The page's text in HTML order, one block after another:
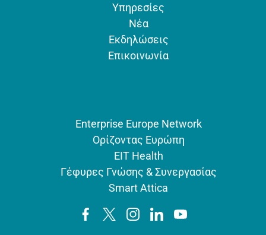
Υπηρεσίες
Νέα
Εκδηλώσεις
Επικοινωνία
Enterprise Europe Network
Ορίζοντας Ευρώπη
EIT Health
Γέφυρες Γνώσης & Συνεργασίας
Smart Attica